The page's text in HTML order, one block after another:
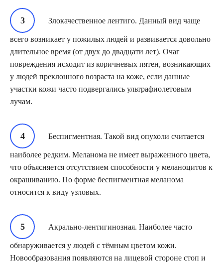
Злокачественное лентиго. Данный вид чаще
всего возникает у пожилых людей и развивается довольно
длительное время (от двух до двадцати лет). Очаг
повреждения исходит из коричневых пятен, возникающих
у людей преклонного возраста на коже, если данные
участки кожи часто подвергались ультрафиолетовым
лучам.
Беспигментная. Такой вид опухоли считается
наиболее редким. Меланома не имеет выраженного цвета,
что объясняется отсутствием способности у меланоцитов к
окрашиванию. По форме беспигментная меланома
относится к виду узловых.
Акрально-лентигинозная. Наиболее часто
обнаруживается у людей с тёмным цветом кожи.
Новообразования появляются на лицевой стороне стоп и